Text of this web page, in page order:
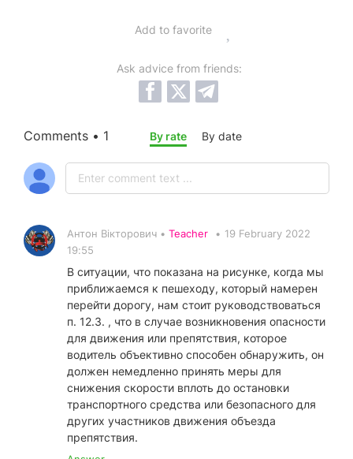
Add to favorite
Ask advice from friends:
Comments • 1 By rate By date
Антон Вікторович • Teacher • 19 February 2022
19:55
В ситуации, что показана на рисунке, когда мы
приближаемся к пешеходу, который намерен
перейти дорогу, нам стоит руководствоваться
п. 12.3. , что в случае возникновения опасности
для движения или препятствия, которое
водитель объективно способен обнаружить, он
должен немедленно принять меры для
снижения скорости вплоть до остановки
транспортного средства или безопасного для
других участников движения объезда
препятствия.